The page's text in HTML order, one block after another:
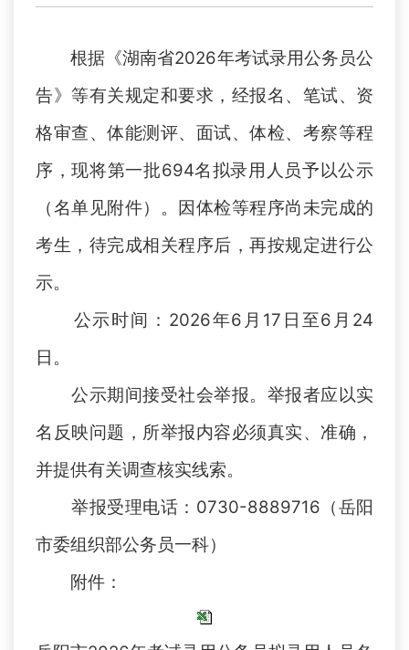
根据《湖南省2026年考试录用公务员公
告》等有关规定和要求，经报名、笔试、资
格审查、体能测评、面试、体检、考察等程
序，现将第一批694名拟录用人员予以公示
（名单见附件）。因体检等程序尚未完成的
考生，待完成相关程序后，再按规定进行公
示。
公示时间：2026年6月17日至6月24
日。
公示期间接受社会举报。举报者应以实
名反映问题，所举报内容必须真实、准确，
并提供有关调查核实线索。
举报受理电话：0730-8889716（岳阳
市委组织部公务员一科）
附件：